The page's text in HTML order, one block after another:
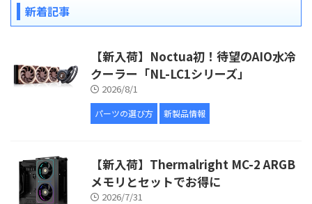
新着記事
【新入荷】Noctua初！待望のAIO水冷
クーラー「NL-LC1シリーズ」
2026/8/1
パーツの選び方 新製品情報
【新入荷】Thermalright MC-2 ARGB
メモリとセットでお得に
2026/7/31